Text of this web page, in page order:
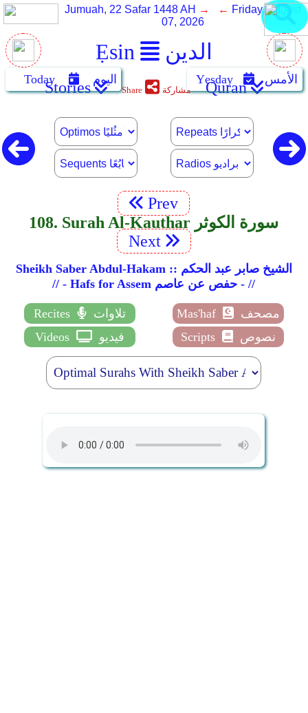
Ẹsin الدين
Jumuah, 22 Safar 1448 AH → ← Friday, August
07, 2026
Today اليوم Yẹsday الأمس Stories Share مشاركة Quran
Prev
108. Surah Al-Kauthar سورة الكوثر
Next
Sheikh Saber Abdul-Hakam :: الشيخ صابر عبد الحكم
// - Hafs for Assem حفص عن عاصم - //
Recites تلاوات Mas'haf
مصحف
Videos
فيديو Scripts نصوص